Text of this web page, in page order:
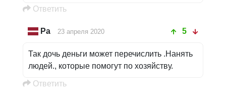
Oтветить
Ра 23 апреля 2020 5
Так дочь деньги может перечислить .Нанять
людей., которые помогут по хозяйству.
Oтветить